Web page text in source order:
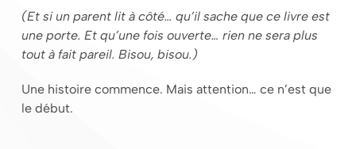
(Et si un parent lit à côté… qu’il sache que ce livre est
une porte. Et qu’une fois ouverte… rien ne sera plus
tout à fait pareil. Bisou, bisou.)
Une histoire commence. Mais attention… ce n’est que
le début.